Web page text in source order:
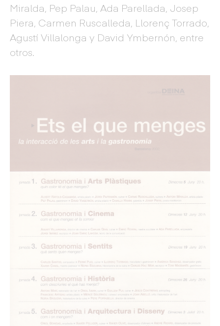
Miralda, Pep Palau, Ada Parellada, Josep
Piera, Carmen Ruscalleda, Llorenç Torrado,
Agustí Villalonga y David Ymbernón, entre
otros.